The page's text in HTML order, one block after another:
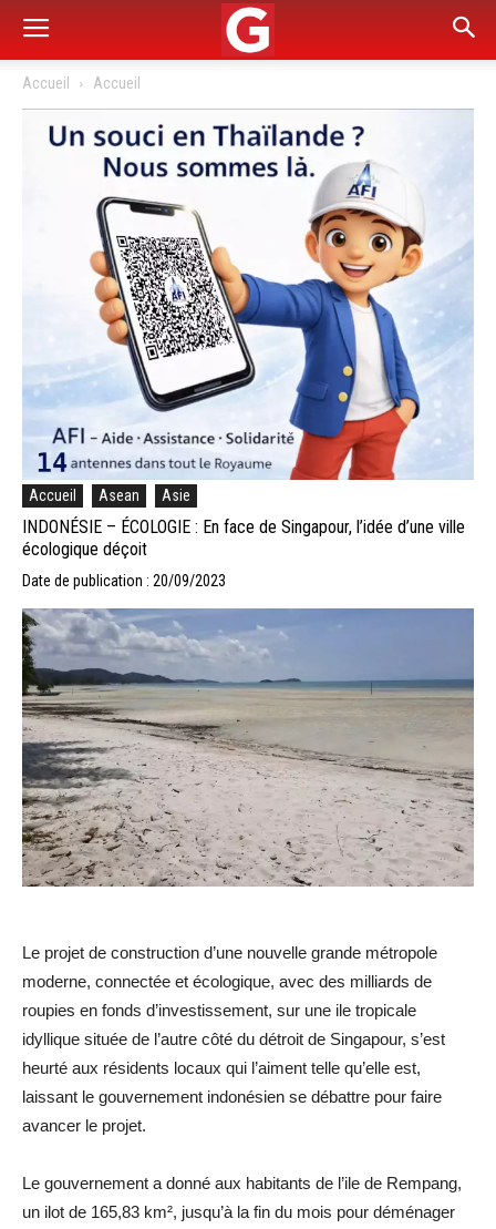
Accueil Accueil
Accueil Asean Asie
INDONÉSIE – ÉCOLOGIE : En face de Singapour, l’idée d’une ville
écologique déçoit
Date de publication : 20/09/2023
Le projet de construction d’une nouvelle grande métropole
moderne, connectée et écologique, avec des milliards de
roupies en fonds d’investissement, sur une ile tropicale
idyllique située de l’autre côté du détroit de Singapour, s’est
heurté aux résidents locaux qui l’aiment telle qu’elle est,
laissant le gouvernement indonésien se débattre pour faire
avancer le projet.
Le gouvernement a donné aux habitants de l’ile de Rempang,
un ilot de 165,83 km², jusqu’à la fin du mois pour déménager